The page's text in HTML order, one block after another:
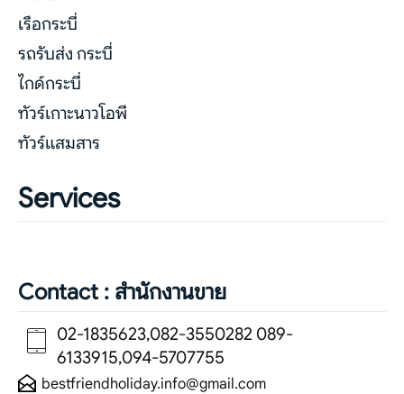
เรือกระบี่
รถรับส่ง กระบี่
ไกด์กระบี่
ทัวร์เกาะนาวโอพี
ทัวร์แสมสาร
Services
Contact : สำนักงานขาย
02-1835623,082-3550282 089-
6133915,094-5707755
bestfriendholiday.info@gmail.com